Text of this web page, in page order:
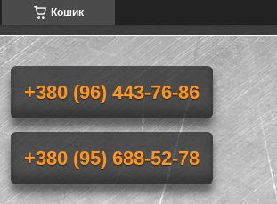
Кошик
+380 (96) 443-76-86
+380 (95) 688-52-78